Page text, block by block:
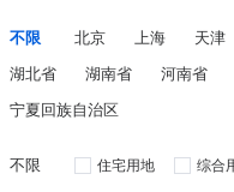
不限 北京 上海 天津
湖北省
湖南省 河南省
宁夏回族自治区
不限 住宅用地 综合